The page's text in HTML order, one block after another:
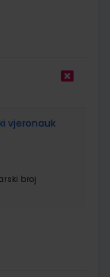
vjeronauk
broj